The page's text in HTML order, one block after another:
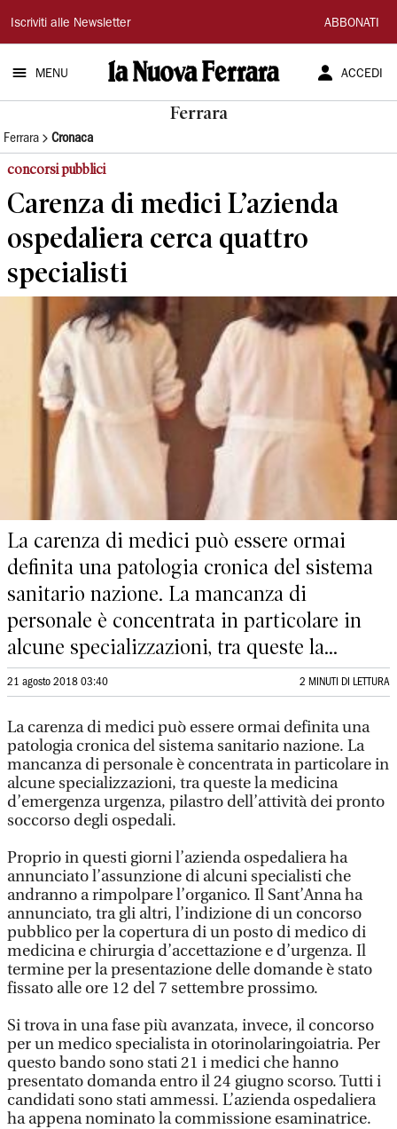
La
Nuova
Ferrara
Iscriviti alle Newsletter ABBONATI
MENU ACCEDI
Ferrara
Ferrara Cronaca
concorsi pubblici
Carenza di medici L’azienda
ospedaliera cerca quattro
specialisti
La carenza di medici può essere ormai
definita una patologia cronica del sistema
sanitario nazione. La mancanza di
personale è concentrata in particolare in
alcune specializzazioni, tra queste la...
21 agosto 2018 03:40 2 MINUTI DI LETTURA
La carenza di medici può essere ormai definita una
patologia cronica del sistema sanitario nazione. La
mancanza di personale è concentrata in particolare in
alcune specializzazioni, tra queste la medicina
d’emergenza urgenza, pilastro dell’attività dei pronto
soccorso degli ospedali.
Proprio in questi giorni l’azienda ospedaliera ha
annunciato l’assunzione di alcuni specialisti che
andranno a rimpolpare l’organico. Il Sant’Anna ha
annunciato, tra gli altri, l’indizione di un concorso
pubblico per la copertura di un posto di medico di
medicina e chirurgia d’accettazione e d’urgenza. Il
termine per la presentazione delle domande è stato
fissato alle ore 12 del 7 settembre prossimo.
Si trova in una fase più avanzata, invece, il concorso
per un medico specialista in otorinolaringoiatria. Per
questo bando sono stati 21 i medici che hanno
presentato domanda entro il 24 giugno scorso. Tutti i
candidati sono stati ammessi. L’azienda ospedaliera
ha appena nominato la commissione esaminatrice.